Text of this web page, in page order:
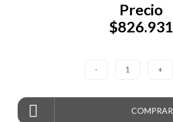
Precio
$826.931
- 1 +
COMPRAR